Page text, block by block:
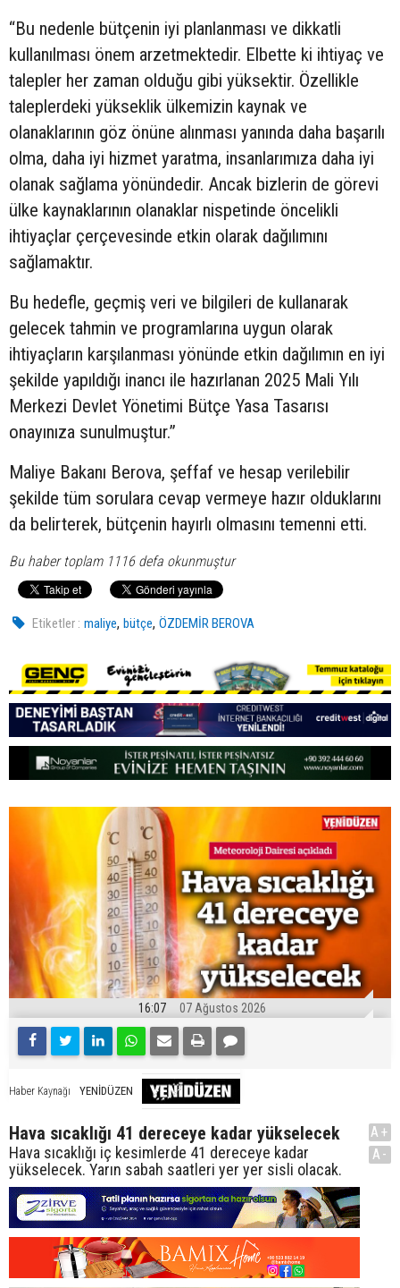
“Bu nedenle bütçenin iyi planlanması ve dikkatli
kullanılması önem arzetmektedir. Elbette ki ihtiyaç ve
talepler her zaman olduğu gibi yüksektir. Özellikle
taleplerdeki yükseklik ülkemizin kaynak ve
olanaklarının göz önüne alınması yanında daha başarılı
olma, daha iyi hizmet yaratma, insanlarımıza daha iyi
olanak sağlama yönündedir. Ancak bizlerin de görevi
ülke kaynaklarının olanaklar nispetinde öncelikli
ihtiyaçlar çerçevesinde etkin olarak dağılımını
sağlamaktır.
Bu hedefle, geçmiş veri ve bilgileri de kullanarak
gelecek tahmin ve programlarına uygun olarak
ihtiyaçların karşılanması yönünde etkin dağılımın en iyi
şekilde yapıldığı inancı ile hazırlanan 2025 Mali Yılı
Merkezi Devlet Yönetimi Bütçe Yasa Tasarısı
onayınıza sunulmuştur.”
Maliye Bakanı Berova, şeffaf ve hesap verilebilir
şekilde tüm sorulara cevap vermeye hazır olduklarını
da belirterek, bütçenin hayırlı olmasını temenni etti.
Bu haber toplam 1116 defa okunmuştur
Etiketler : maliye,bütçe,ÖZDEMİR BEROVA
16:07 07 Ağustos 2026
Haber Kaynağı YENİDÜZEN
Hava sıcaklığı 41 dereceye kadar yükselecek
Hava sıcaklığı iç kesimlerde 41 dereceye kadar
yükselecek. Yarın sabah saatleri yer yer sisli olacak.
A+
A-